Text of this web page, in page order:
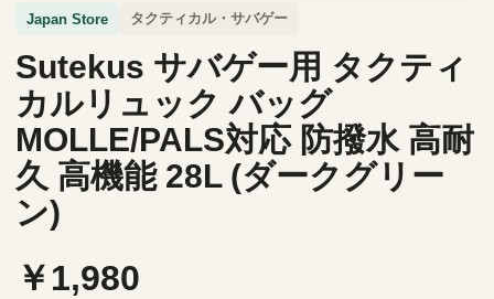
Japan Store タクティカル・サバゲー
Sutekus サバゲー用 タクティ
カルリュック バッグ
MOLLE/PALS対応 防撥水 高耐
久 高機能 28L (ダークグリー
ン)
￥1,980